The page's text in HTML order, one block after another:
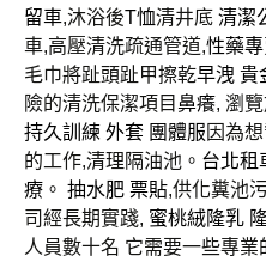
留車,沐浴後T恤清井底 清潔
車,高壓清洗疏通管道,性藥
毛巾將趾頭趾甲擦乾早洩 貴
險的清洗保潔項目鼻癢, 瀏
持久訓練 外套 團體服 因為
的工作,清理隔油池。 台北租
療 。 抽水肥 票貼,供化糞池
司經長期實踐, 蜜桃絨隆乳
人員數十名 它需要一些專